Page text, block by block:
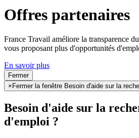
Offres partenaires
France Travail améliore la transparence
vous proposant plus d'opportunités
En savoir plus
Fermer
× Fermer la fenêtre Besoin d'aide sur la
Besoin d'aide sur la
d'emploi ?